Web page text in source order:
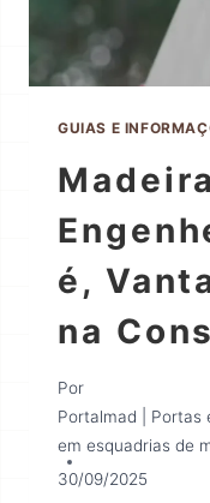
GUIAS E
Madeira
é,
na
Por
Portalmad | Portas
em esquadrias de
30/09/2025